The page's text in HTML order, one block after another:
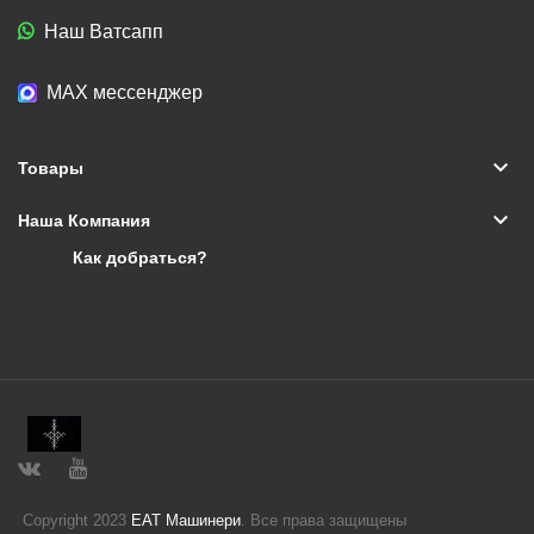
Наш Ватсапп
МАХ мессенджер
Товары keyboard_arrow_down
Наша Компания keyboard_arrow_down
Как добраться?
Copyright 2023 ЕАТ Машинери . Все права защищены